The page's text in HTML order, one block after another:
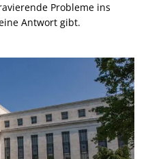
Probleme ins
Antwort gibt.